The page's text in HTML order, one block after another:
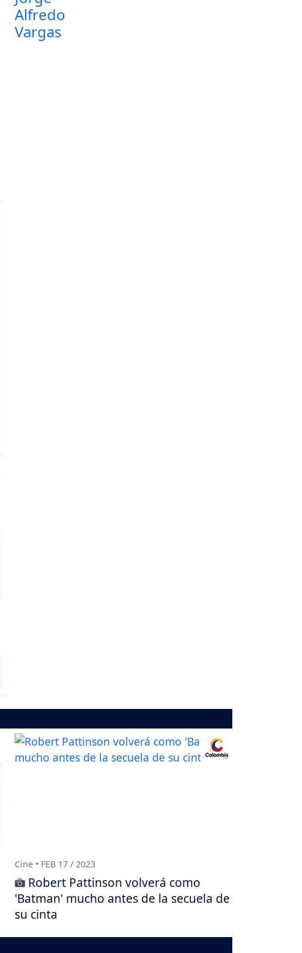
Cine • FEB 17 / 2023
Robert Pattinson volverá como
'Batman' mucho antes de la secuela de
su cinta